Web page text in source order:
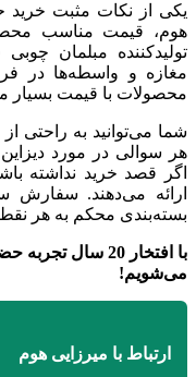
یکی از نکات مثبت خرید
هوم، قیمت مناسب
تولیدکننده مبلمان
مغازه و واسطه‌ها در
محصولات با قیمت
شما می‌توانید به راحتی
هر سوالی در مورد
اگر قصد خرید نداشته
ارائه می‌دهند. سفارش
بسته‌بندی محکم به هر
با افتخار 20 سال
می‌شویم!
ارتباط با میرزایی هوم